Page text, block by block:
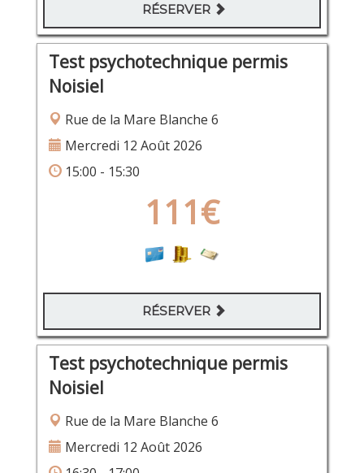
RÉSERVER
Test psychotechnique permis
Noisiel
Rue de la Mare Blanche 6
Mercredi 12 Août 2026
15:00 - 15:30
111€
RÉSERVER
Test psychotechnique permis
Noisiel
Rue de la Mare Blanche 6
Mercredi 12 Août 2026